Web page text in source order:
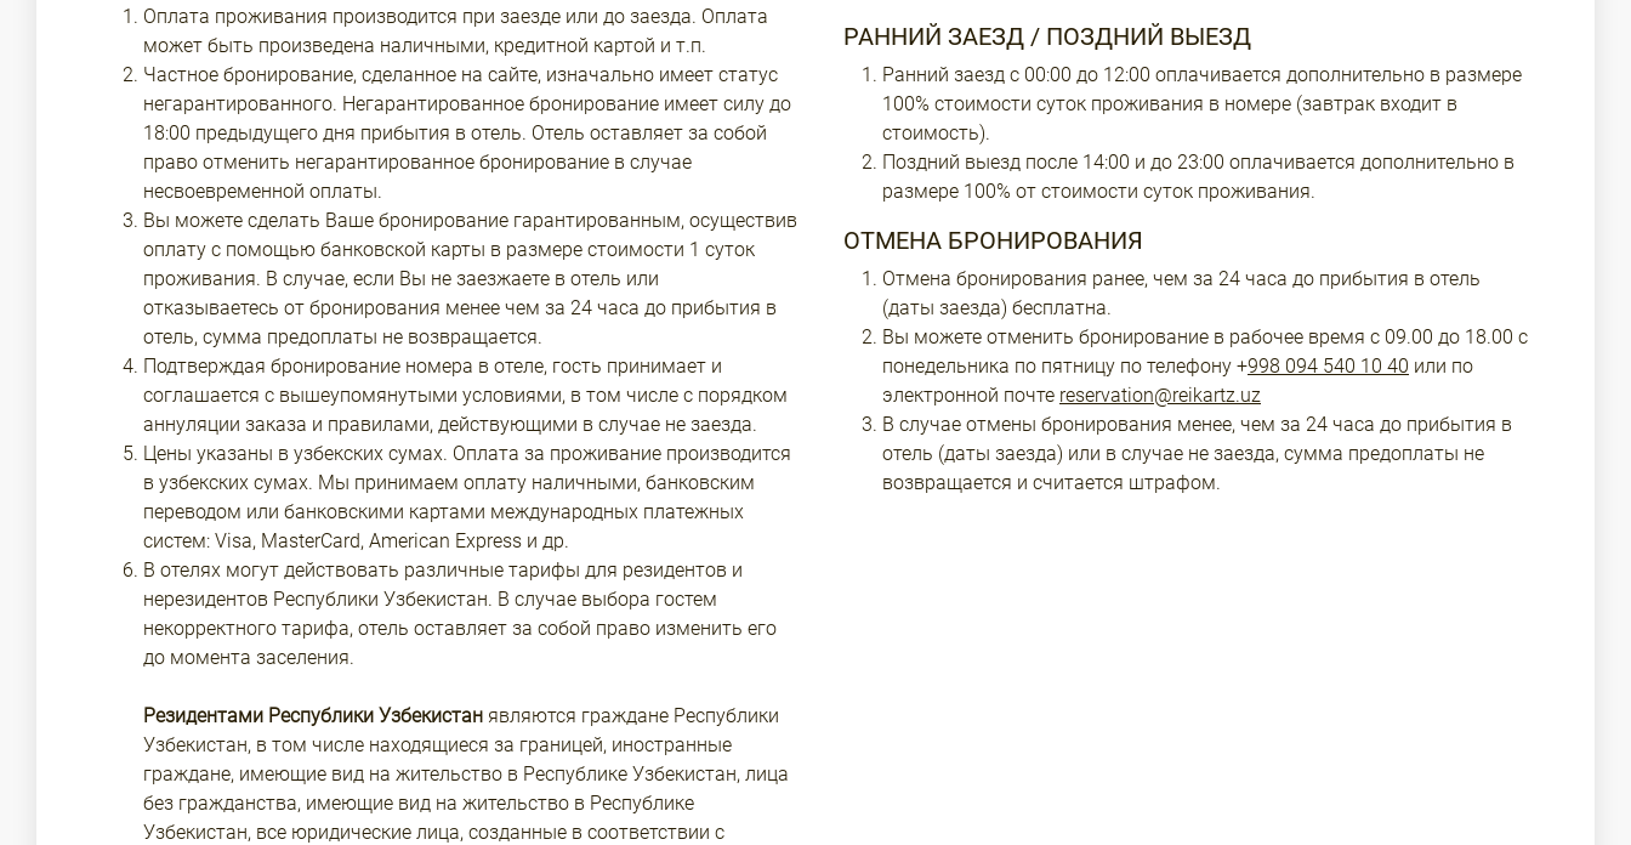
Оплата проживания производится при заезде или до заезда. Оплата
может быть произведена наличными, кредитной картой и т.п.
Частное бронирование, сделанное на сайте, изначально имеет статус
негарантированного. Негарантированное бронирование имеет силу до
18:00 предыдущего дня прибытия в отель. Отель оставляет за собой
право отменить негарантированное бронирование в случае
несвоевременной оплаты.
Вы можете сделать Ваше бронирование гарантированным, осуществив
оплату с помощью банковской карты в размере стоимости 1 суток
проживания. В случае, если Вы не заезжаете в отель или
отказываетесь от бронирования менее чем за 24 часа до прибытия в
отель, сумма предоплаты не возвращается.
Подтверждая бронирование номера в отеле, гость принимает и
соглашается с вышеупомянутыми условиями, в том числе с порядком
аннуляции заказа и правилами, действующими в случае не заезда.
Цены указаны в узбекских сумах. Оплата за проживание производится
в узбекских сумах. Мы принимаем оплату наличными, банковским
переводом или банковскими картами международных платежных
систем: Visa, MasterCard, American Express и др.
В отелях могут действовать различные тарифы для резидентов и
нерезидентов Республики Узбекистан. В случае выбора гостем
некорректного тарифа, отель оставляет за собой право изменить его
до момента заселения.
Резидентами Республики Узбекистан являются граждане Республики
Узбекистан, в том числе находящиеся за границей, иностранные
граждане, имеющие вид на жительство в Республике Узбекистан, лица
без гражданства, имеющие вид на жительство в Республике
Узбекистан, все юридические лица, созданные в соответствии с
РАННИЙ ЗАЕЗД / ПОЗДНИЙ ВЫЕЗД
Ранний заезд с 00:00 до 12:00 оплачивается дополнительно в размере
100% стоимости суток проживания в номере (завтрак входит в
стоимость).
Поздний выезд после 14:00 и до 23:00 оплачивается дополнительно в
размере 100% от стоимости суток проживания.
ОТМЕНА БРОНИРОВАНИЯ
Отмена бронирования ранее, чем за 24 часа до прибытия в отель
(даты заезда) бесплатна.
Вы можете отменить бронирование в рабочее время с 09.00 до 18.00 с
понедельника по пятницу по телефону +998 094 540 10 40 или по
электронной почте reservation@reikartz.uz
В случае отмены бронирования менее, чем за 24 часа до прибытия в
отель (даты заезда) или в случае не заезда, сумма предоплаты не
возвращается и считается штрафом.